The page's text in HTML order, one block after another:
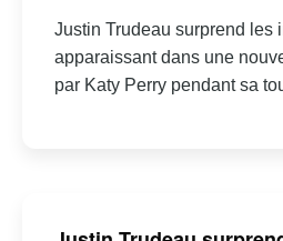
Justin Trudeau surprend les
apparaissant dans une
par Katy Perry pendant sa